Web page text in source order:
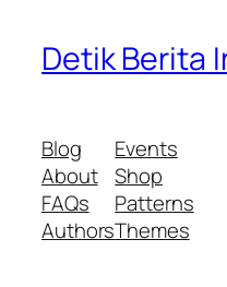
Detik Berita
Blog
About
FAQs
Authors
Events
Shop
Patterns
Themes